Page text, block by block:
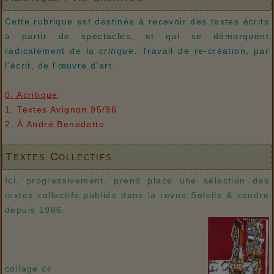
Cette rubrique est destinée à recevoir des textes écrits
à partir de spectacles, et qui se démarquent
radicalement de la critique. Travail de re-création, par
l'écrit, de l'œuvre d'art.
0. Acritique
1. Textes Avignon 95/96
2. À André Benedetto
Textes Collectifs
Ici, progressivement, prend place une sélection des
textes collectifs publiés dans la revue Soleils & cendre
depuis 1986.
collage de